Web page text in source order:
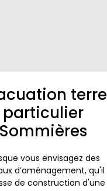
terre
particulier
Sommières
vous envisagez des
d’aménagement, qu'il
de construction d'une